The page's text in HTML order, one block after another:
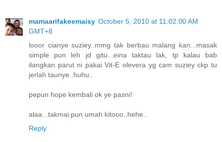
mamaarifakeemaisy October 5, 2010 at 11:02:00 AM
GMT+8
looor cianye suziey..mmg tak berbau malang kan...masak
simple pun leh jd gitu...eina taktau lak, tp kalau bab
ilangkan parut ni pakai Vit-E olevera yg cam suziey ckp tu
jerlah taunye..huhu..
pepun hope kembali ok ye pasni!
alaa...takmai pun umah kitooo..hehe..
Reply